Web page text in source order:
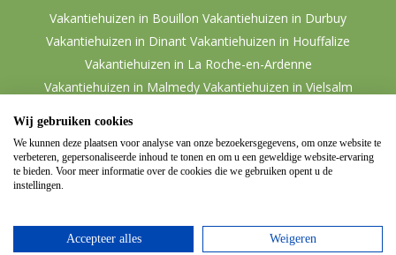
Vakantiehuizen in Bouillon Vakantiehuizen in Durbuy
Vakantiehuizen in Dinant Vakantiehuizen in Houffalize
Vakantiehuizen in La Roche-en-Ardenne
Vakantiehuizen in Malmedy Vakantiehuizen in Vielsalm
© 2026 Ardennen.nl Website door
Wij gebruiken cookies
We kunnen deze plaatsen voor analyse van onze bezoekersgegevens, om onze website te
verbeteren, gepersonaliseerde inhoud te tonen en om u een geweldige website-ervaring
te bieden. Voor meer informatie over de cookies die we gebruiken opent u de
instellingen.
Accepteer alles Weigeren